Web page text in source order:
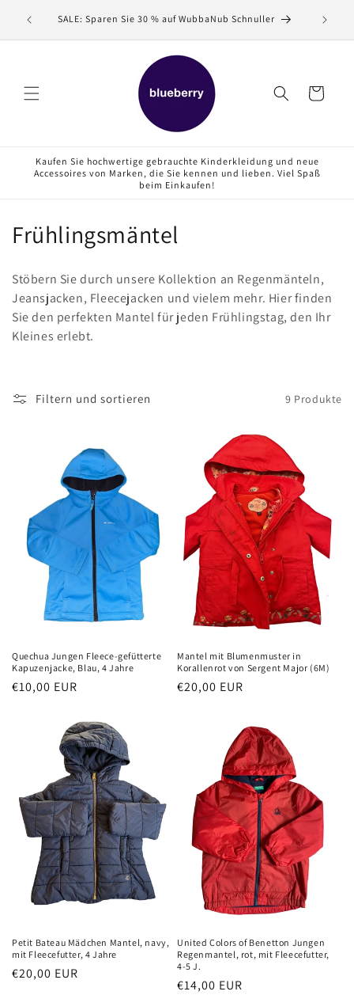
zum
SALE: Sparen Sie 30 % auf WubbaNub Schnuller
Warenkorb
Kaufen Sie hochwertige gebrauchte Kinderkleidung und neue
Accessoires von Marken, die Sie kennen und lieben. Viel Spaß
beim Einkaufen!
K
t
e
o
Frühlingsmäntel
Stöbern Sie durch unsere Kollektion an Regenmänteln,
Jeansjacken, Fleecejacken und vielem mehr. Hier finden
Sie den perfekten Mantel für jeden Frühlingstag, den Ihr
Kleines erlebt.
Filtern und sortieren 9 Produkte
Quechua Jungen Fleece-gefütterte
Kapuzenjacke, Blau, 4 Jahre
Normaler
€10,00 EUR
Mantel mit Blumenmuster in
Korallenrot von Sergent Major (6M)
Normaler
€20,00 EUR
Petit Bateau Mädchen Mantel, navy,
mit Fleecefutter, 4 Jahre
Normaler
€20,00 EUR
United Colors of Benetton Jungen
Regenmantel, rot, mit Fleecefutter,
4-5 J.
Normaler
€14,00 EUR